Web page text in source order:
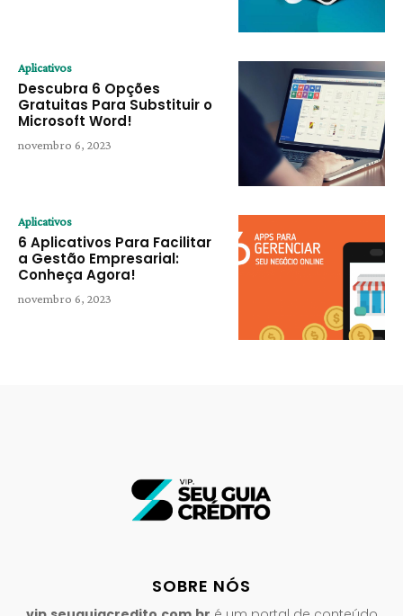
Aplicativos
Descubra 6 Opções
Gratuitas Para Substituir o
Microsoft Word!
novembro 6, 2023
Aplicativos
6 Aplicativos Para Facilitar
a Gestão Empresarial:
Conheça Agora!
novembro 6, 2023
SOBRE NÓS